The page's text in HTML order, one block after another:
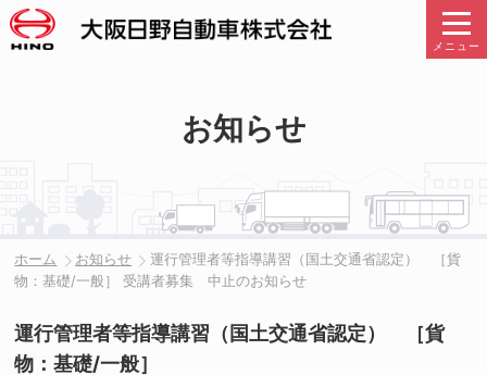
メニュー
お知らせ
ホーム お知らせ
運行管理者等指導講習（国土交通省認定） ［貨
物：基礎/一般］ 受講者募集 中止のお知らせ
運行管理者等指導講習（国土交通省認定） ［貨
物：基礎/一般］